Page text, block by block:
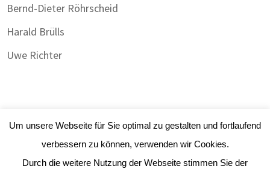
Bernd-Dieter Röhrscheid
Harald Brülls
Uwe Richter
Um unsere Webseite für Sie optimal zu gestalten und fortlaufend
verbessern zu können, verwenden wir Cookies.
Durch die weitere Nutzung der Webseite stimmen Sie der